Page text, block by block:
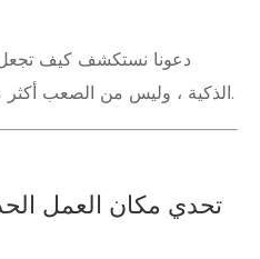
دعونا نستكشف كيف تجعل
الذكية ، وليس من الصعب أكثر من مجرد شعار-إنه واقع يومي.
تحدي مكان العمل